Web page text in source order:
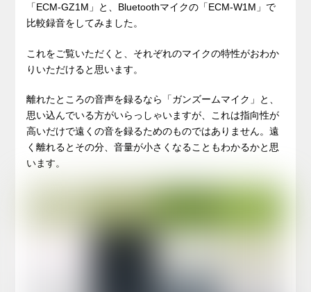
「ECM-GZ1M」と、Bluetoothマイクの「ECM-W1M」で
比較録音をしてみました。
これをご覧いただくと、それぞれのマイクの特性がおわか
りいただけると思います。
離れたところの音声を録るなら「ガンズームマイク」と、
思い込んでいる方がいらっしゃいますが、これは指向性が
高いだけで遠くの音を録るためのものではありません。遠
く離れるとその分、音量が小さくなることもわかるかと思
います。